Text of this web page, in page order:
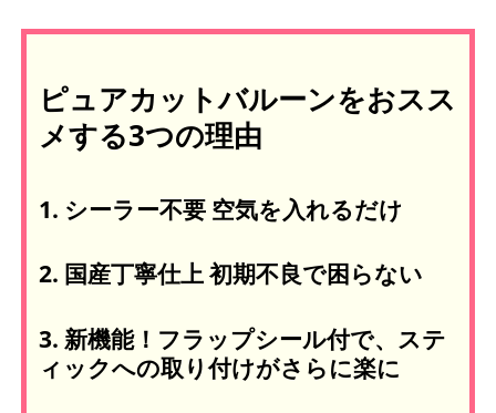
ピュアカットバルーンをおスス
メする3つの理由
1. シーラー不要 空気を入れるだけ
2. 国産丁寧仕上 初期不良で困らない
3. 新機能！フラップシール付で、ステ
ィックへの取り付けがさらに楽に